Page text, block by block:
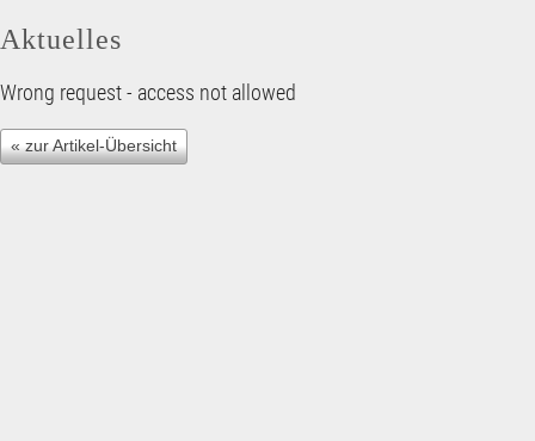
Aktuelles
Wrong request - access not allowed
« zur Artikel-Übersicht